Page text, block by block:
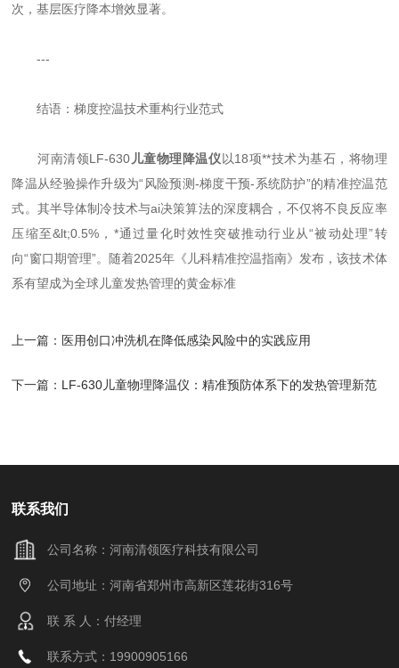
次，基层医疗降本增效显著。
---
结语：梯度控温技术重构行业范式
河南清领LF-630 儿童物理降温仪以18项**技术为基石，将物理
降温从经验操作升级为“风险预测-梯度干预-系统防护”的精准控温范
式。其半导体制冷技术与ai决策算法的深度耦合，不仅将不良反应率
压缩至&lt;0.5%，*通过量化时效性突破推动行业从“被动处理”转
向“窗口期管理”。随着2025年《儿科精准控温指南》发布，该技术体
系有望成为全球儿童发热管理的黄金标准
上一篇： 医用创口冲洗机在降低感染风险中的实践应用
下一篇： LF-630儿童物理降温仪：精准预防体系下的发热管理新范
联系我们
公司名称：河南清领医疗科技有限公司
公司地址：河南省郑州市高新区莲花街316号
联 系 人：付经理
联系方式：19900905166